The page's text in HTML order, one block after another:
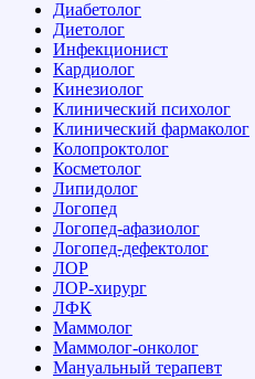
Диабетолог
Диетолог
Инфекционист
Кардиолог
Кинезиолог
Клинический психолог
Клинический фармаколог
Колопроктолог
Косметолог
Липидолог
Логопед
Логопед-афазиолог
Логопед-дефектолог
ЛОР
ЛОР-хирург
ЛФК
Маммолог
Маммолог-онколог
Мануальный терапевт